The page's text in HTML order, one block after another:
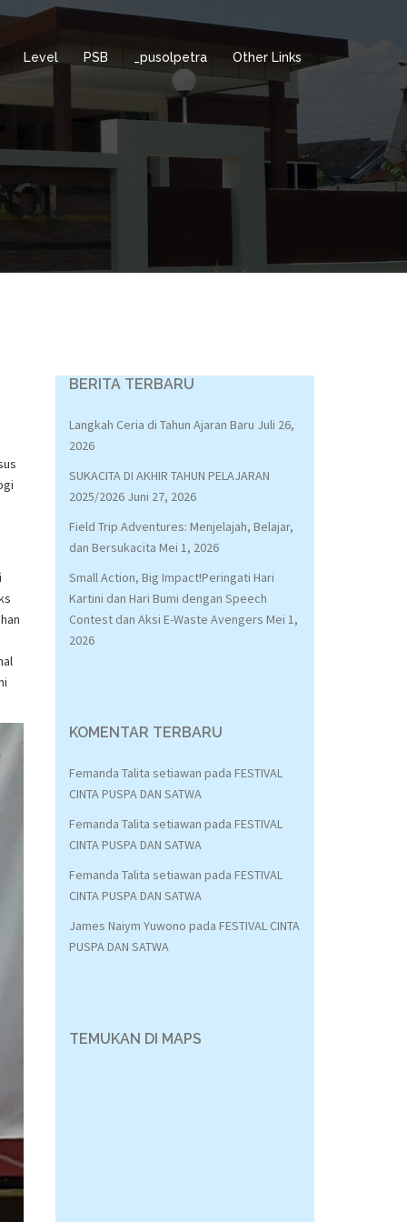
Level PSB _pusolpetra Other Links
BERITA TERBARU
Langkah Ceria di Tahun Ajaran Baru Juli 26,
2026
SUKACITA DI AKHIR TAHUN PELAJARAN
2025/2026 Juni 27, 2026
Field Trip Adventures: Menjelajah, Belajar,
dan Bersukacita Mei 1, 2026
Small Action, Big Impact!Peringati Hari
Kartini dan Hari Bumi dengan Speech
Contest dan Aksi E-Waste Avengers Mei 1,
2026
KOMENTAR TERBARU
Femanda Talita setiawan pada FESTIVAL
CINTA PUSPA DAN SATWA
Femanda Talita setiawan pada FESTIVAL
CINTA PUSPA DAN SATWA
Femanda Talita setiawan pada FESTIVAL
CINTA PUSPA DAN SATWA
James Naiym Yuwono pada FESTIVAL CINTA
PUSPA DAN SATWA
TEMUKAN DI MAPS